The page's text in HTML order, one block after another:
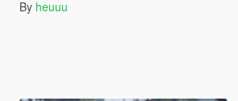
By heuuu